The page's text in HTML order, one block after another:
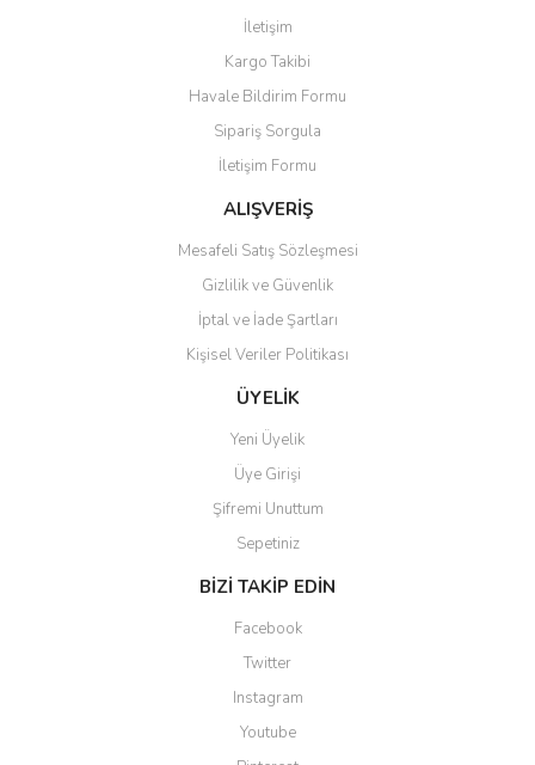
İletişim
Kargo Takibi
Havale Bildirim Formu
Sipariş Sorgula
İletişim Formu
ALIŞVERİŞ
Mesafeli Satış Sözleşmesi
Gizlilik ve Güvenlik
İptal ve İade Şartları
Kişisel Veriler Politikası
ÜYELİK
Yeni Üyelik
Üye Girişi
Şifremi Unuttum
Sepetiniz
BİZİ TAKİP EDİN
Facebook
Twitter
Instagram
Youtube